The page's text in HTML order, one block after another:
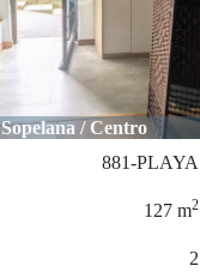
Sopelana / Centro
881-PLAYA
127 m2
2